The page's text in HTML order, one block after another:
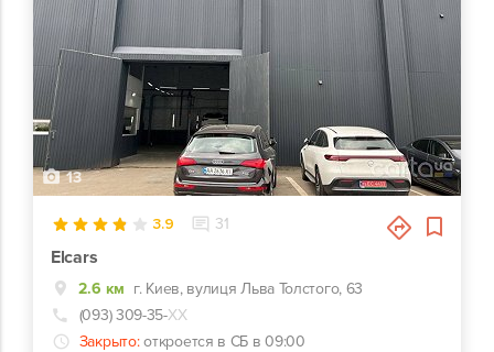
13
3.9 31
Elcars
2.6 км г. Киев, вулиця Льва Толстого, 63
(093) 309-35-ХХ
Закрыто: откроется в СБ в 09:00